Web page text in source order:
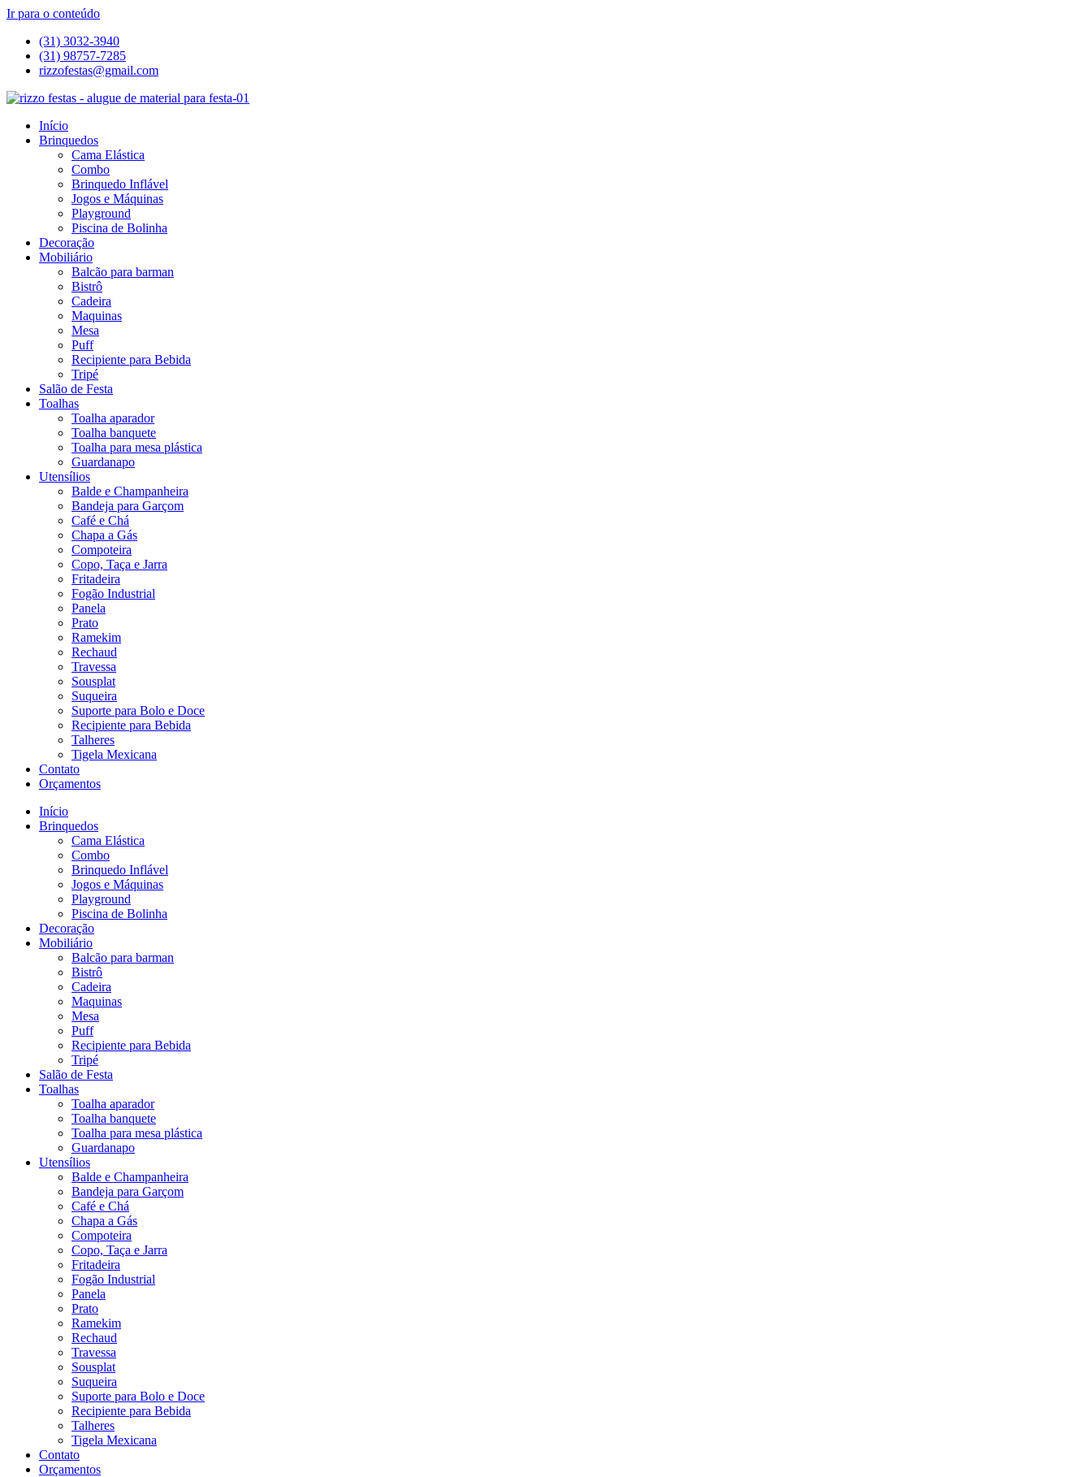
Ir para o conteúdo
(31) 3032-3940
(31) 98757-7285
rizzofestas@gmail.com
Início
Brinquedos
Cama Elástica
Combo
Brinquedo Inflável
Jogos e Máquinas
Playground
Piscina de Bolinha
Decoração
Mobiliário
Balcão para barman
Bistrô
Cadeira
Maquinas
Mesa
Puff
Recipiente para Bebida
Tripé
Salão de Festa
Toalhas
Toalha aparador
Toalha banquete
Toalha para mesa plástica
Guardanapo
Utensílios
Balde e Champanheira
Bandeja para Garçom
Café e Chá
Chapa a Gás
Compoteira
Copo, Taça e Jarra
Fritadeira
Fogão Industrial
Panela
Prato
Ramekim
Rechaud
Travessa
Sousplat
Suqueira
Suporte para Bolo e Doce
Recipiente para Bebida
Talheres
Tigela Mexicana
Contato
Orçamentos
Início
Brinquedos
Cama Elástica
Combo
Brinquedo Inflável
Jogos e Máquinas
Playground
Piscina de Bolinha
Decoração
Mobiliário
Balcão para barman
Bistrô
Cadeira
Maquinas
Mesa
Puff
Recipiente para Bebida
Tripé
Salão de Festa
Toalhas
Toalha aparador
Toalha banquete
Toalha para mesa plástica
Guardanapo
Utensílios
Balde e Champanheira
Bandeja para Garçom
Café e Chá
Chapa a Gás
Compoteira
Copo, Taça e Jarra
Fritadeira
Fogão Industrial
Panela
Prato
Ramekim
Rechaud
Travessa
Sousplat
Suqueira
Suporte para Bolo e Doce
Recipiente para Bebida
Talheres
Tigela Mexicana
Contato
Orçamentos